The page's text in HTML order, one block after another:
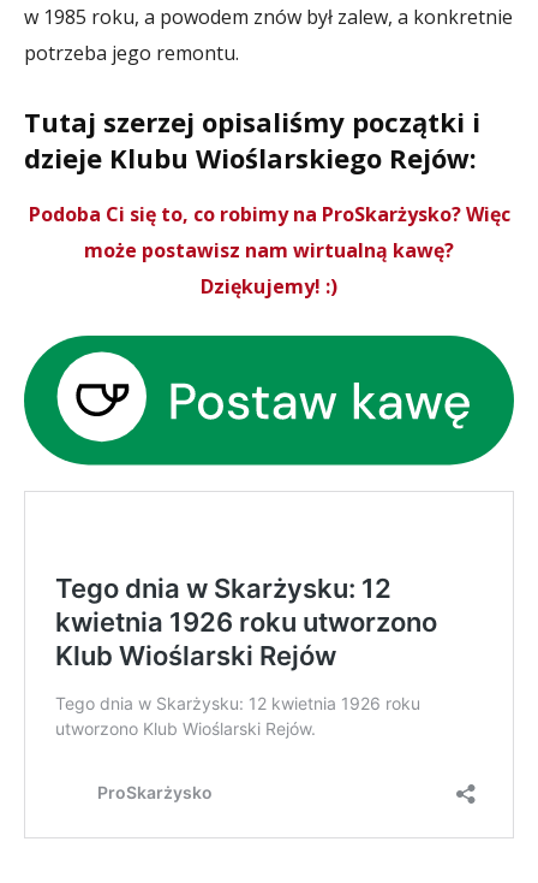
w 1985 roku, a powodem znów był zalew, a konkretnie
potrzeba jego remontu.
Tutaj szerzej opisaliśmy początki i
dzieje Klubu Wioślarskiego Rejów:
Podoba Ci się to, co robimy na ProSkarżysko? Więc
może postawisz nam wirtualną kawę?
Dziękujemy! :)